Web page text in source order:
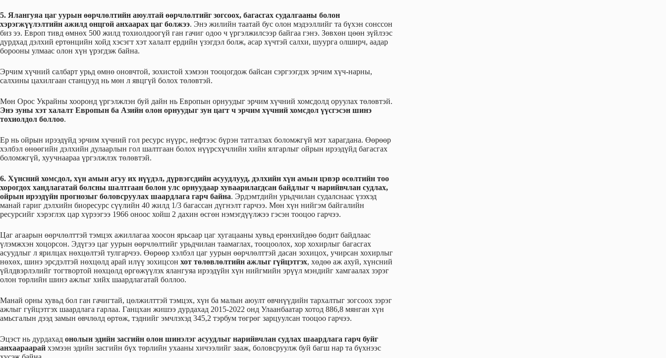
5. Ялангуяа цаг уурын өөрчлөлтийн аюултай өөрчлөлтийг зогсоох, багасгах судалгааны болон
хэрэгжүүлэлтийн ажилд онцгой анхаарах цаг болжээ. Энэ жилийн таатай бус олон мэдээллийг та бүхэн сонссон
биз ээ. Европ тивд өмнөх 500 жилд тохиолдоогүй ган гачиг одоо ч үргэлжилсээр байгаа гэнэ. Зөвхөн цөөн зүйлээс
дурдхад дэлхий ертөнцийн хойд хэсэгт хэт халалт ердийн үзэгдэл болж, асар хүчтэй салхи, шуурга олширч, аадар
борооны улмаас олон хүн үрэгдэж байна.
Эрчим хүчний салбарт урьд өмнө оновчтой, зохистой хэмээн тооцогдож байсан сэргээгдэх эрчим хүч-нарны,
салхины цахилгаан станцууд нь мөн л явцгүй болох төлөвтэй.
Мөн Орос Украйны хооронд үргэлжлэн буй дайн нь Европын орнуудыг эрчим хүчний хомсдолд оруулах төлөвтэй.
Энэ зуны хэт халалт Европын ба Азийн олон орнуудыг зун цагт ч эрчим хүчний хомсдол үүсгэсэн шинэ
тохиолдол боллоо.
Ер нь ойрын ирээдүйд эрчим хүчний гол ресурс нүүрс, нефтээс бүрэн татгалзах боломжгүй мэт харагдана. Өөрөөр
хэлбэл өнөөгийн дэлхийн дулаарлын гол шалтгаан болох нүүрсхүчлийн хийн ялгарлыг ойрын ирээдүйд багасгах
боломжгүй, хуучнаараа үргэлжлэх төлөвтэй.
6. Хүнсний хомсдол, хүн амын агуу их нүүдэл, дүрвэгсдийн асуудлууд, дэлхийн хүн амын цэвэр өсөлтийн тоо
хорогдох хандлагатай болсны шалтгаан болон улс орнуудаар хуваарилагдсан байдлыг ч нарийвчлан судлах,
ойрын ирээдүйн прогнозыг боловсруулах шаардлага гарч байна. Эрдэмтдийн урьдчилан судалснаас үзэхэд
манай гариг дэлхийн биоресурс сүүлийн 40 жилд 1/3 багассан дүгнэлт гарчээ. Мөн хүн нийгэм байгалийн
ресурсийг хэрэглэх цар хүрээгээ 1966 оноос хойш 2 дахин өсгөн нэмэгдүүлжээ гэсэн тооцоо гарчээ.
Цаг агаарын өөрчлөлттэй тэмцэх ажиллагаа хоосон ярьсаар цаг хугацааны хувьд ерөнхийдөө бодит байдлаас
үлэмжхэн хоцорсон. Эдүгээ цаг уурын өөрчлөлтийг урьдчилан таамаглах, тооцоолох, хор хохирлыг багасгах
асуудлыг л ярилцах нөхцөлтэй тулгарчээ. Өөрөөр хэлбэл цаг уурын өөрчлөлттэй дасан зохицох, учирсан хохирлыг
нөхөх, шинэ эрсдэлтэй нөхцөлд арай илүү зохицсон хот төлөвлөлтийн ажлыг гүйцэтгэх, хөдөө аж ахуй, хүнсний
үйлдвэрлэлийг тогтвортой нөхцөлд өргөжүүлэх ялангуяа ирээдүйн хүн нийгмийн эрүүл мэндийг хамгаалах зэрэг
олон төрлийн шинэ ажлыг хийх шаардлагатай боллоо.
Манай орны хувьд бол ган гачигтай, цөлжилттэй тэмцэх, хүн ба малын аюулт өвчнүүдийн тархалтыг зогсоох зэрэг
ажлыг гүйцэтгэх шаардлага гарлаа. Ганцхан жишээ дурдахад 2015-2022 онд Улаанбаатар хотод 886,8 мянган хүн
амьсгалын дээд замын өвчлөлд өртөж, тэднийг эмчлэхэд 345,2 тэрбум төгрөг зарцуулсан тооцоо гарчээ.
Эцэст нь дурдахад онолын эдийн засгийн олон шинэлэг асуудлыг нарийвчлан судлах шаардлага гарч буйг
анхаараарай хэмээн эдийн засгийн бүх төрлийн ухааны хичээлийг зааж, боловсруулж буй багш нар та бүхнээс